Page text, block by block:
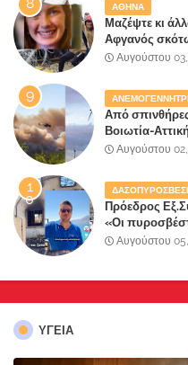
ΑΘΗΝΑ
Μαζέψτε κι
Αφγανός
κάνει τη
Αυγούστου
Από
Βοιωτία-
την λάθος
Αυγούστου
Πρόεδρος
«Οι
κατοίκους»
Αυγούστου
ΥΓΕΙΑ